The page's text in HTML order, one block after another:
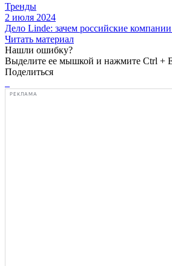
Тренды
2 июля 2024
Дело Linde: зачем российские
Читать материал
Нашли ошибку?
Выделите ее мышкой и нажмите Ctrl +
Поделиться
РЕКЛАМА